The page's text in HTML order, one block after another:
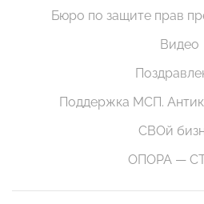
Бюро по защите прав
Видео
Поддержка МСП.
СВОй
ОПОРА —